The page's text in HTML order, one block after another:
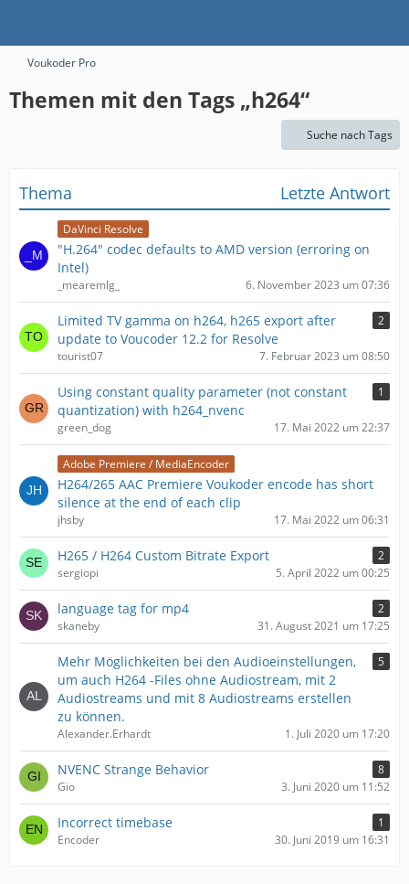
Voukoder Pro
Themen mit den Tags „h264“
Suche nach Tags
Thema Letzte Antwort
DaVinci Resolve
"H.264" codec defaults to AMD version (erroring on
Intel)
_mearemlg_ 6. November 2023 um 07:36
Limited TV gamma on h264, h265 export after
update to Voucoder 12.2 for Resolve
2
tourist07 7. Februar 2023 um 08:50
Using constant quality parameter (not constant
quantization) with h264_nvenc
1
green_dog 17. Mai 2022 um 22:37
Adobe Premiere / MediaEncoder
H264/265 AAC Premiere Voukoder encode has short
silence at the end of each clip
jhsby 17. Mai 2022 um 06:31
H265 / H264 Custom Bitrate Export
2
sergiopi
5. April 2022 um 00:25
language tag for mp4
2
skaneby
31. August 2021 um 17:25
Mehr Möglichkeiten bei den Audioeinstellungen,
um auch H264 -Files ohne Audiostream, mit 2
Audiostreams und mit 8 Audiostreams erstellen
zu können.
5
Alexander.Erhardt 1. Juli 2020 um 17:20
NVENC Strange Behavior
8
Gio
3. Juni 2020 um 11:52
Incorrect timebase
1
Encoder
30. Juni 2019 um 16:31